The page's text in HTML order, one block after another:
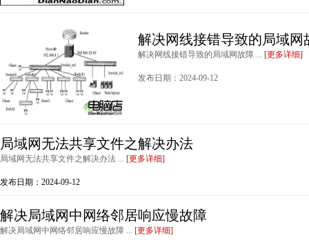
解决网线接错导致的局域网
解决网线接错导致的局域网故障 ... [更多详细]
发布日期：2024-09-12
局域网无法共享文件之解决办法
局域网无法共享文件之解决办法 ... [更多详细]
发布日期：2024-09-12
解决局域网中网络邻居响应慢故障
解决局域网中网络邻居响应慢故障 ... [更多详细]